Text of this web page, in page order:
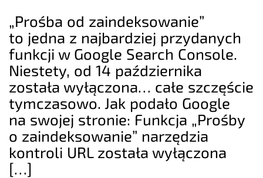
„Prośba od zaindeksowanie”
to jedna z najbardziej przydanych
funkcji w Google Search Console.
Niestety, od 14 października
została wyłączona… całe szczęście
tymczasowo. Jak podało Google
na swojej stronie: Funkcja „Prośby
o zaindeksowanie” narzędzia
kontroli URL została wyłączona
[…]